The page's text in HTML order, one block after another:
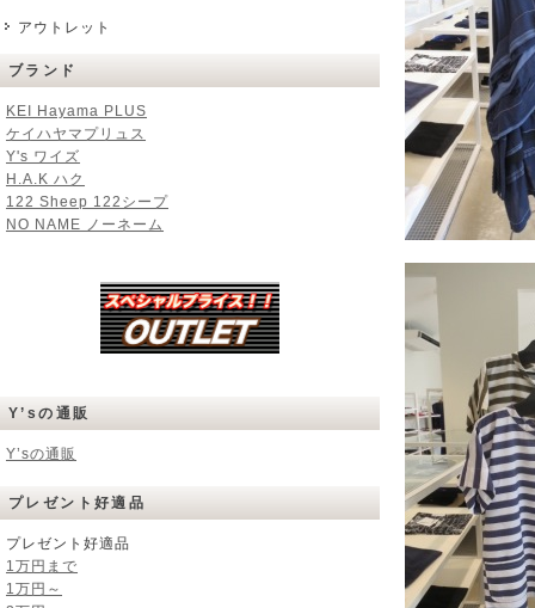
アウトレット
ブランド
KEI Hayama PLUS
ケイハヤマプリュス
Y's ワイズ
H.A.K ハク
122 Sheep 122シープ
NO NAME ノーネーム
Y’sの通販
Y’sの通販
プレゼント好適品
プレゼント好適品
1万円まで
1万円～